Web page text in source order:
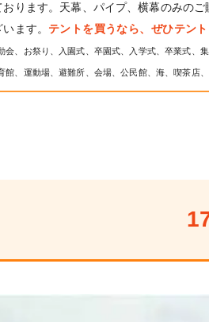
ります。天幕、パイプ、横幕のみのご
ます。 テントを買うなら、ぜひテント
会、お祭り、入園式、卒園式、入学式、卒業式、
館、運動場、避難所、会場、公民館、海、喫茶店